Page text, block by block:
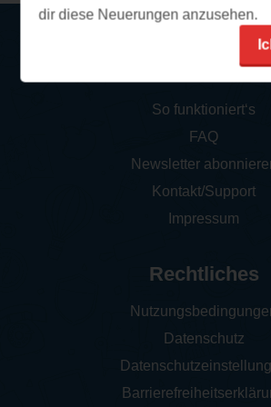
dir diese Neuerungen anzusehen.
So funktioniert‘s
FAQ
Newsletter
Kontakt/Support
Impressum
Rechtliches
Datenschutz